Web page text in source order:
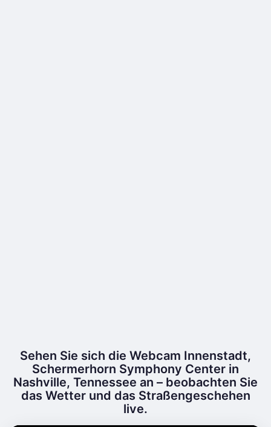
Sehen Sie sich die Webcam Innenstadt,
Schermerhorn Symphony Center in
Nashville, Tennessee an – beobachten Sie
das Wetter und das Straßengeschehen
live.